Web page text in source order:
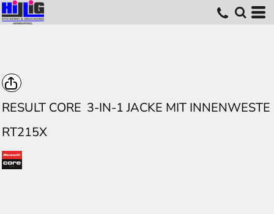
RESULT CORE 3-IN-1 JACKE MIT INNENWESTE
RT215X